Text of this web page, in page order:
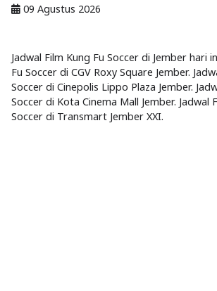
09 Agustus 2026
Jadwal Film Kung Fu Soccer di Jember hari
Fu Soccer di CGV Roxy Square Jember.
Soccer di Cinepolis Lippo Plaza Jember.
Soccer di Kota Cinema Mall Jember. Jadwal
Soccer di Transmart Jember XXI.